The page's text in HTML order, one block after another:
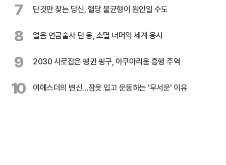
7 단것만 찾는 당신, 혈당 불균형이 원인일 수도
8 얼음 연금술사 던 응, 소멸 너머의 세계 응시
9 2030 사로잡은 펭귄 핑구, 아쿠아리움 흥행 주역
10 여에스더의 변신…잠옷 입고 운동하는 '무서운' 이유